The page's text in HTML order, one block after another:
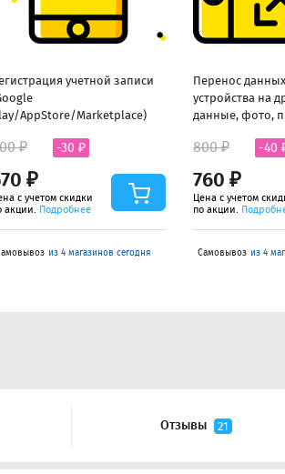
учетной записи
AppStore/Marketplace)
₽
₽ -30 ₽
с учетом скидки
акции. Подробнее
из 4 магазинов сегодня
Перенос
устройства на
данные, фото,
760 ₽
800 ₽ -40
Цена с учетом
по акции.
Самовывоз из 4
Отзывы 21